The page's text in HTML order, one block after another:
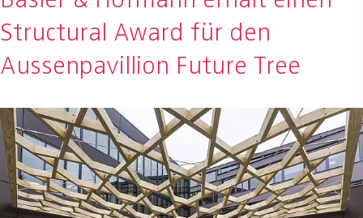
Structural Award für den
Aussenpavillion Future Tree